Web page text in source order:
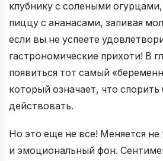
клубнику с солеными
пиццу с ананасами, запивая
если вы не успеете
гастрономические прихоти! В
появиться тот самый
который означает, что
действовать.
Но это еще не все! Меняется не
и эмоциональный фон.